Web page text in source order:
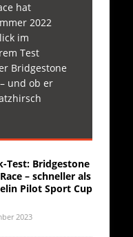
hat
2022
im
Test
Bridgestone
und ob er
Test: Bridgestone
– schneller als
Pilot Sport Cup
2023